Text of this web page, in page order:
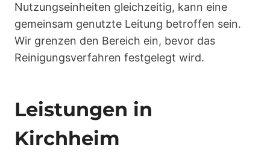
Nutzungseinheiten gleichzeitig, kann eine
gemeinsam genutzte Leitung betroffen sein.
Wir grenzen den Bereich ein, bevor das
Reinigungsverfahren festgelegt wird.
Leistungen in
Kirchheim